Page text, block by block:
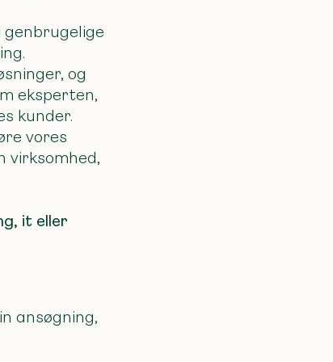
og
eksperten,
kunder.
vores
virksomhed,
it eller
ansøgning,